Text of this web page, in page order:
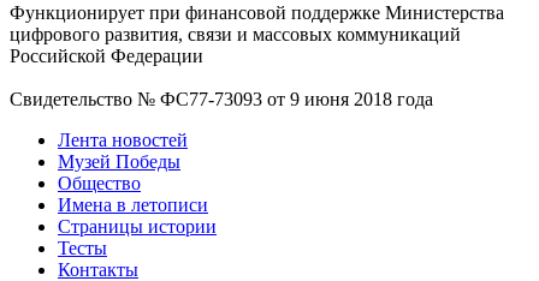
Функционирует при финансовой поддержке Министерства
цифрового развития, связи и массовых коммуникаций
Российской Федерации
Свидетельство № ФС77-73093 от 9 июня 2018 года
Лента новостей
Музей Победы
Общество
Имена в летописи
Страницы истории
Тесты
Контакты